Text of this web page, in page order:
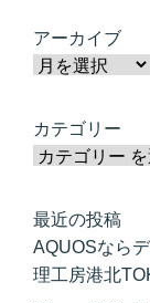
アーカイブ
カテゴリー
最近の投稿
AQUOSなら
理工房港北